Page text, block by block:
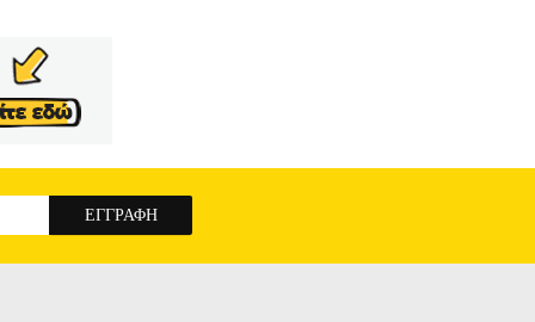
ΚΑΤΑΣΚΕΥΗ ΚΑΙ ΛΕΙΤΟΥΡΓΙΑ
διεργασία παραγωγής του αλατιού από το
σύγχρονης ηλιακής αλοπηγικής τεχνολογίας
φιλική προς το περιβάλλον αλυκή σήμερα
μία όσο το δυνατόν σωστή γενική
αναλυτικά η υλοποίηση αυτών των
περιέχει τα κεφάλαια 4 έως 7 και αφορά
αλοπηγία. Τέλος, το παράρτημα, όπου